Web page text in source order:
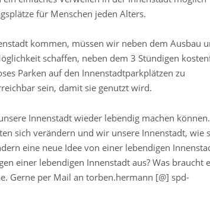
für Menschen jeden Alters.
kommen, müssen wir neben dem Ausbau
schaffen, neben dem 3 Stündigen
Parken auf den Innenstadtparkplätzen zu
sein, damit sie genutzt wird.
Innenstadt wieder lebendig machen können.
sich verändern und wir unsere Innenstadt, wie
eine neue Idee von einer lebendigen
einer lebendigen Innenstadt aus? Was braucht
Gerne per Mail an torben.hermann [@] spd-